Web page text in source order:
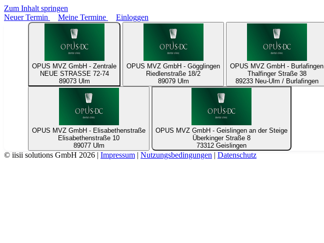
Zum Inhalt springen
Neuer Termin
Meine Termine Einloggen
OPUS MVZ GmbH - Zentrale
NEUE STRASSE 72-74
89073 Ulm
OPUS MVZ GmbH - Gögglingen
Riedlenstraße 18/2
89079 Ulm
OPUS MVZ GmbH - Burlafingen
Thalfinger Straße 38
89233 Neu-Ulm / Burlafingen
OPUS MVZ GmbH - Elisabethenstraße
Elisabethenstraße 10
89077 Ulm
OPUS MVZ GmbH - Geislingen an der Steige
Überkinger Straße 8
73312 Geislingen
© iisii solutions GmbH 2026 | Impressum | Nutzungsbedingungen | Datenschutz